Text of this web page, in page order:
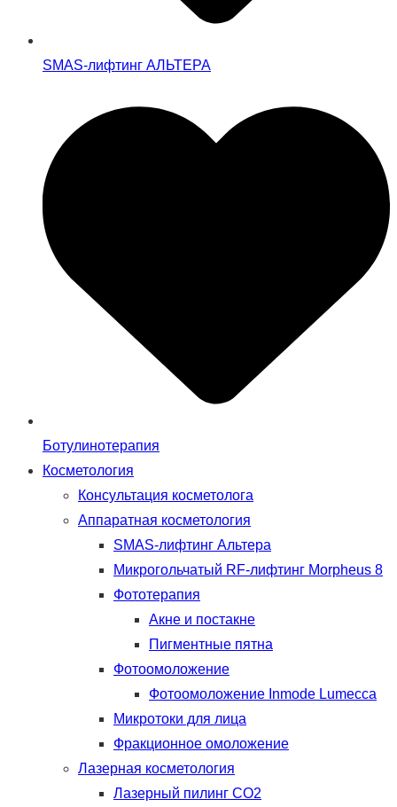
SMAS-лифтинг АЛЬТЕРА
Ботулинотерапия
Косметология
Консультация косметолога
Аппаратная косметология
SMAS-лифтинг Альтера
Микрогольчатый RF-лифтинг Morpheus 8
Фототерапия
Акне и постакне
Пигментные пятна
Фотоомоложение
Фотоомоложение Inmode Lumecca
Микротоки для лица
Фракционное омоложение
Лазерная косметология
Лазерный пилинг CO2